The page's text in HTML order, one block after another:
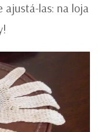
ajustá-las: na loja